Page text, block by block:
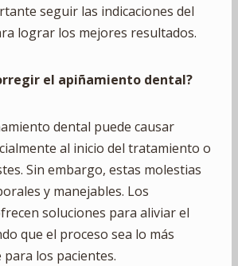
seguir las indicaciones del
lograr los mejores resultados.
el apiñamiento dental?
dental puede causar
al inicio del tratamiento o
Sin embargo, estas molestias
y manejables. Los
soluciones para aliviar el
que el proceso sea lo más
los pacientes.